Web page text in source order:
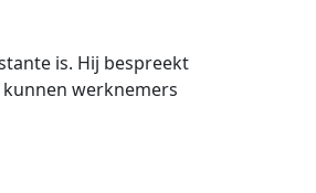
is. Hij bespreekt
werknemers